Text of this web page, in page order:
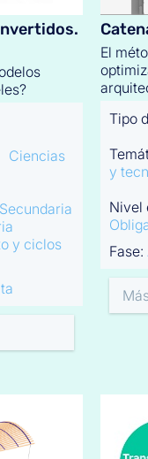
Ciencias
y ciclos
El
Tipo
y
Nivel
Fase: